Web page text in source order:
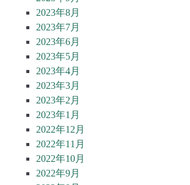
2023年8月
2023年7月
2023年6月
2023年5月
2023年4月
2023年3月
2023年2月
2023年1月
2022年12月
2022年11月
2022年10月
2022年9月